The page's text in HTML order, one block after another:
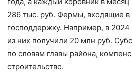
286 тыс. руб. Фермы, входящие в
господдержку. Например, в
из них получили 20 млн руб.
по словам главы района,
строительство.